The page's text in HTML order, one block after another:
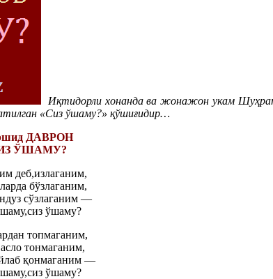
Иқтидорли хонанда ва жонажон укам
«Сиз ўшаму?» қўшиғидир…
ДАВРОН
ЎШАМУ?
деб,излаганим,
бўзлаганим,
сўзлаганим —
ўшаму?
топмаганим,
тонмаганим,
қонмаганим —
ўшаму?